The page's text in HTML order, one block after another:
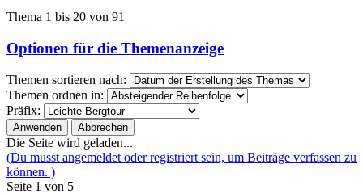
Thema 1 bis 20 von 91
Optionen für die Themenanzeige
Themen sortieren nach:
Themen ordnen in:
Präfix:
Die Seite wird geladen...
(Du musst angemeldet oder registriert sein, um Beiträge verfassen zu
können. )
Seite 1 von 5